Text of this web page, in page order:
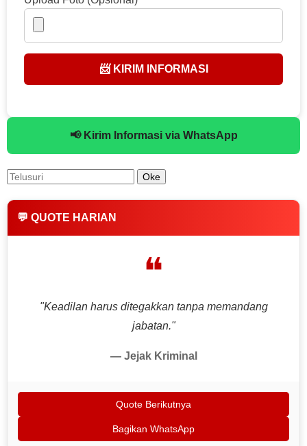
📨 KIRIM INFORMASI
📢 Kirim Informasi via WhatsApp
💬 QUOTE HARIAN
❝
"Keadilan harus ditegakkan tanpa memandang
jabatan."
— Jejak Kriminal
Quote Berikutnya
Bagikan WhatsApp